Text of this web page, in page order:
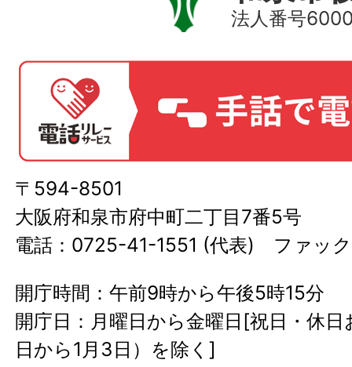
法人番号
〒594-8501
大阪府和泉市府中町二丁目7番5号
電話：0725-41-1551 (代表) ファッ
開庁時間：午前9時から午後5時15分
開庁日：月曜日から金曜日[祝日・休
日から1月3日）を除く]